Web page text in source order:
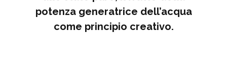
potenza generatrice dell’acqua
come principio creativo.